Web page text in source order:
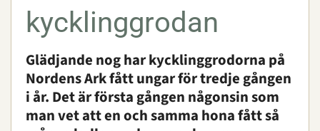
kycklinggrodan
Glädjande nog har kycklinggrodorna på
Nordens Ark fått ungar för tredje gången
i år. Det är första gången någonsin som
man vet att en och samma hona fått så